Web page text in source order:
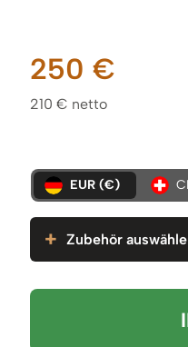
250 €
210 € netto
EUR (€)
Zubehör